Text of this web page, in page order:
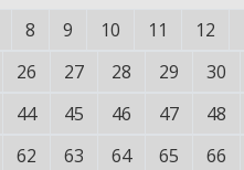
8 9 10 11 12
26 27 28 29 30
44 45 46 47 48
62 63 64 65 66